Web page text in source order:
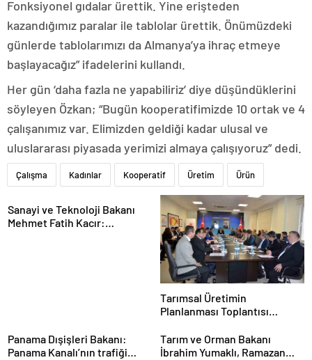
Fonksiyonel gıdalar ürettik. Yine erişteden
kazandığımız paralar ile tablolar ürettik. Önümüzdeki
günlerde tablolarımızı da Almanya’ya ihraç etmeye
başlayacağız” ifadelerini kullandı.
Her gün ‘daha fazla ne yapabiliriz’ diye düşündüklerini
söyleyen Özkan; “Bugün kooperatifimizde 10 ortak ve 4
çalışanımız var. Elimizden geldiği kadar ulusal ve
uluslararası piyasada yerimizi almaya çalışıyoruz” dedi.
Çalışma Kadınlar Kooperatif Üretim Ürün
Sanayi ve Teknoloji Bakanı
Mehmet Fatih Kacır:
Tarımsal Üretimin
Planlanması Toplantısı
Panama Dışişleri Bakanı:
Panama Kanalı’nın trafiği
Tarım ve Orman Bakanı
İbrahim Yumaklı, Ramazan